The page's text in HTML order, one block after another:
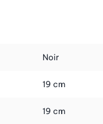
Noir
19 cm
19 cm